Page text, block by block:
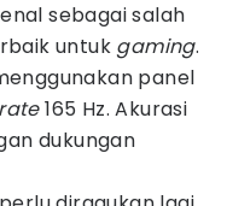
sebagai salah
untuk gaming.
panel
165 Hz. Akurasi
dukungan